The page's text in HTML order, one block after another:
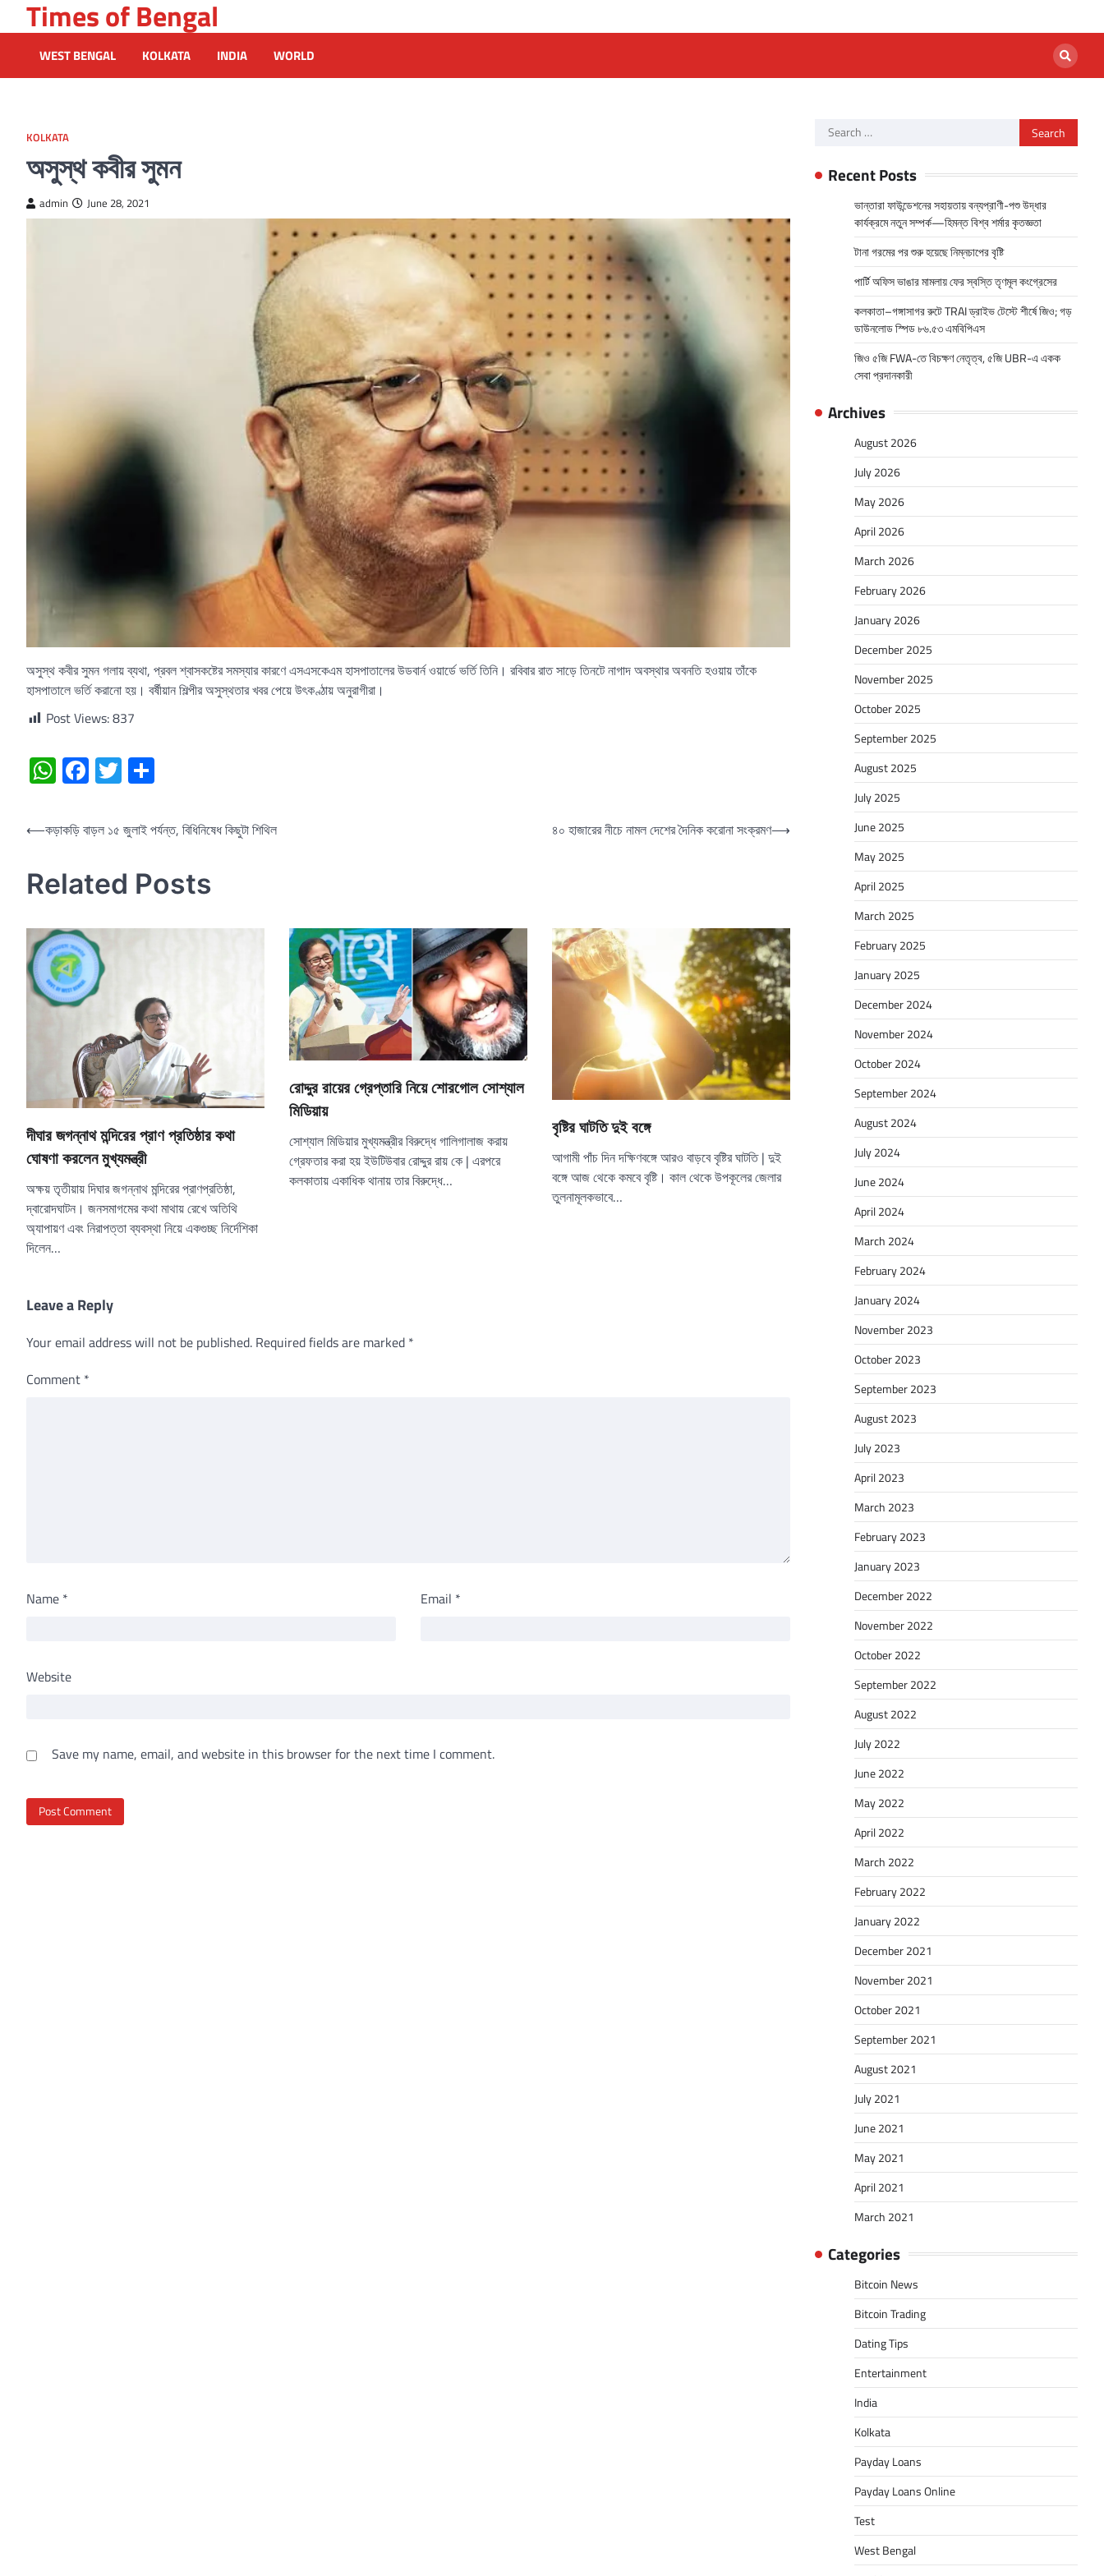
to
content
Times of Bengal
WEST BENGAL KOLKATA INDIA WORLD
KOLKATA
অসুস্থ কবীর সুমন
admin June 28, 2021
অসুস্থ কবীর সুমন গলায় ব্যথা, প্রবল শ্বাসকষ্টের সমস্যার কারণে এসএসকেএম হাসপাতালের উডবার্ন ওয়ার্ডে ভর্তি তিনি। রবিবার রাত সাড়ে তিনটে নাগাদ অবস্থার অবনতি হওয়ায় তাঁকে
হাসপাতালে ভর্তি করানো হয়। বর্ষীয়ান শিল্পীর অসুস্থতার খবর পেয়ে উৎকণ্ঠায় অনুরাগীরা।
Post Views:837
WhatsApp
Facebook
Twitter
Post
⟵কড়াকড়ি বাড়ল ১৫ জুলাই পর্যন্ত, বিধিনিষেধ কিছুটা শিথিল ৪০ হাজারের নীচে নামল দেশের দৈনিক করোনা সংক্রমণ⟶
Related Posts
দীঘার জগন্নাথ মন্দিরের প্রাণ প্রতিষ্ঠার কথা
ঘোষণা করলেন মুখ্যমন্ত্রী
অক্ষয় তৃতীয়ায় দিঘার জগন্নাথ মন্দিরের প্রাণপ্রতিষ্ঠা,
দ্বারোদঘাটন। জনসমাগমের কথা মাথায় রেখে অতিথি
অ্যাপায়ণ এবং নিরাপত্তা ব্যবস্থা নিয়ে একগুচ্ছ নির্দেশিকা
দিলেন…
রোদ্দুর রায়ের গ্রেপ্তারি নিয়ে শোরগোল সোশ্যাল
মিডিয়ায়
সোশ্যাল মিডিয়ার মুখ্যমন্ত্রীর বিরুদ্ধে গালিগালাজ করায়
গ্রেফতার করা হয় ইউটিউবার রোদ্দুর রায় কে | এরপরে
কলকাতায় একাধিক থানায় তার বিরুদ্ধে…
বৃষ্টির ঘাটতি দুই বঙ্গে
আগামী পাঁচ দিন দক্ষিণবঙ্গে আরও বাড়বে বৃষ্টির ঘাটতি | দুই
বঙ্গে আজ থেকে কমবে বৃষ্টি। কাল থেকে উপকূলের জেলার
তুলনামূলকভাবে…
Leave a Reply
Your email address will not be published. Required fields are marked *
Comment *
Name * Email *
Website
Save my name, email, and website in this browser for the next time I comment.
Search
Recent Posts
ভান্তারা ফাউন্ডেশনের সহায়তায় বন্যপ্রাণী-পশু উদ্ধার
কার্যক্রমে নতুন সম্পর্ক—হিমন্ত বিশ্ব শর্মার কৃতজ্ঞতা
টানা গরমের পর শুরু হয়েছে নিম্নচাপের বৃষ্টি
পার্টি অফিস ভাঙার মামলায় ফের স্বস্তি তৃণমূল কংগ্রেসের
কলকাতা–গঙ্গাসাগর রুটে TRAI ড্রাইভ টেস্টে শীর্ষে জিও; গড়
ডাউনলোড স্পিড ৮৬.৫৩ এমবিপিএস
জিও ৫জি FWA-তে বিচক্ষণ নেতৃত্ব, ৫জি UBR-এ একক
সেবা প্রদানকারী
Archives
August 2026
July 2026
May 2026
April 2026
March 2026
February 2026
January 2026
December 2025
November 2025
October 2025
September 2025
August 2025
July 2025
June 2025
May 2025
April 2025
March 2025
February 2025
January 2025
December 2024
November 2024
October 2024
September 2024
August 2024
July 2024
June 2024
April 2024
March 2024
February 2024
January 2024
November 2023
October 2023
September 2023
August 2023
July 2023
April 2023
March 2023
February 2023
January 2023
December 2022
November 2022
October 2022
September 2022
August 2022
July 2022
June 2022
May 2022
April 2022
March 2022
February 2022
January 2022
December 2021
November 2021
October 2021
September 2021
August 2021
July 2021
June 2021
May 2021
April 2021
March 2021
Categories
Bitcoin News
Bitcoin Trading
Dating Tips
Entertainment
India
Kolkata
Payday Loans
Payday Loans Online
Test
West Bengal